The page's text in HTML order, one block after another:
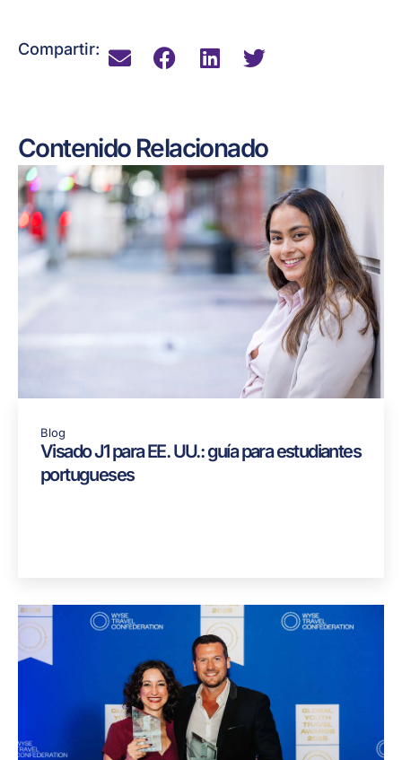
Compartir:
Contenido Relacionado
Blog
Visado J1 para EE. UU.: guía para estudiantes
portugueses